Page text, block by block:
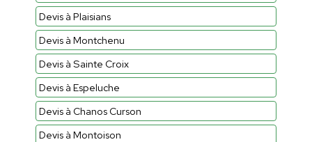
Devis à Plaisians
Devis à Montchenu
Devis à Sainte Croix
Devis à Espeluche
Devis à Chanos Curson
Devis à Montoison